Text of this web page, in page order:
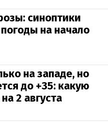
синоптики
на начало
на западе, но
до +35: какую
2 августа